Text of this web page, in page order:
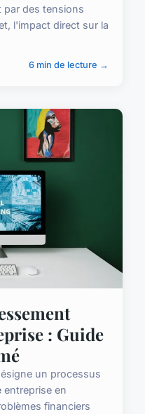
par des tensions
l'impact direct sur la
6 min de lecture →
: Guide
un processus
entreprise en
financiers